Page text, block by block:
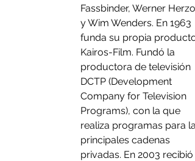
Fassbinder, Werner
y Wim Wenders. En 1963
funda su propia
Kairos-Film. Fundó la
productora de televisión
DCTP (Development
Company for Television
Programs), con la que
realiza programas para
principales cadenas
privadas. En 2003 recibió